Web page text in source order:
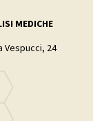
MEDICHE
Vespucci, 24